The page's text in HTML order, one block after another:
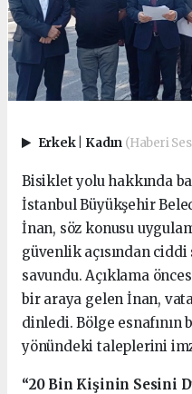
Erkek Kadın (Haberi
Bisiklet yolu hakkında
İstanbul Büyükşehir
İnan, söz konusu
güvenlik açısından ciddi
savundu. Açıklama
bir araya gelen İnan,
dinledi. Bölge esnafının
yönündeki taleplerini
“20 Bin Kişinin Sesini